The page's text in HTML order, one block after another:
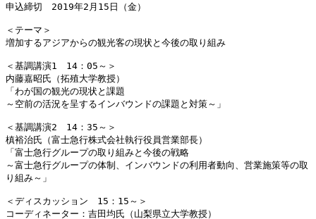
申込締切　2019年2月15日（金）
＜テーマ＞
増加するアジアからの観光客の現状と今後の取り組み
＜基調講演1　14：05～＞
内藤嘉昭氏（拓殖大学教授）
「わが国の観光の現状と課題
～空前の活況を呈するインバウンドの課題と対策～」
＜基調講演2　14：35～＞
槙裕治氏（富士急行株式会社執行役員営業部長）
「富士急行グループの取り組みと今後の戦略
～富士急行グループの体制、インバウンドの利用者動向、営業施策等の取
り組み～」
＜ディスカッション　15：15～＞
コーディネーター：吉田均氏（山梨県立大学教授）